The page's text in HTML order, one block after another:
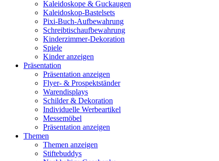
Kaleidoskope & Guckaugen
Kaleidoskop-Bastelsets
Pixi-Buch-Aufbewahrung
Schreibtischaufbewahrung
Kinderzimmer-Dekoration
Spiele
Kinder anzeigen
Präsentation
Präsentation anzeigen
Flyer- & Prospektständer
Warendisplays
Schilder & Dekoration
Individuelle Werbeartikel
Messemöbel
Präsentation anzeigen
Themen
Themen anzeigen
Stiftebuddys